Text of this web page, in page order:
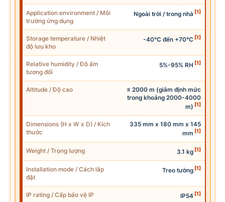
Application environment / Môi
trường ứng dụng
Ngoài trời / trong nhà [1]
Storage temperature / Nhiệt
độ lưu kho
-40°C đến +70°C [1]
Relative humidity / Độ ẩm
tương đối
5%-95% RH [1]
Altitude / Độ cao
≤ 2000 m (giảm định mức
trong khoảng 2000-4000
m) [1]
Dimensions (H x Wx D) / Kích
thước
335 mm x 180 mm x 145
mm [1]
Weight / Trọng lượng 3.1 kg [1]
Installation mode / Cách lắp
đặt
Treo tường [1]
IP rating / Cấp bảo vệ IP IP54 [1]